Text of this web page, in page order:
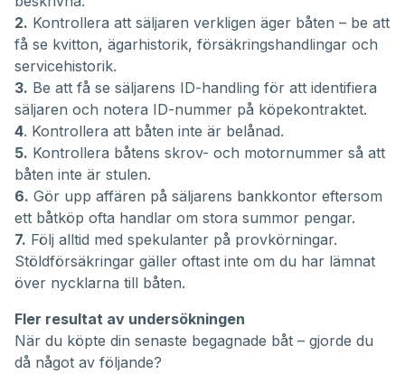
2. Kontrollera att säljaren verkligen äger båten – be att
få se kvitton, ägarhistorik, försäkringshandlingar och
servicehistorik.
3. Be att få se säljarens ID-handling för att identifiera
säljaren och notera ID-nummer på köpekontraktet.
4. Kontrollera att båten inte är belånad.
5. Kontrollera båtens skrov- och motornummer så att
båten inte är stulen.
6. Gör upp affären på säljarens bankkontor eftersom
ett båtköp ofta handlar om stora summor pengar.
7. Följ alltid med spekulanter på provkörningar.
Stöldförsäkringar gäller oftast inte om du har lämnat
över nycklarna till båten.
Fler resultat av undersökningen
När du köpte din senaste begagnade båt – gjorde du
då något av följande?